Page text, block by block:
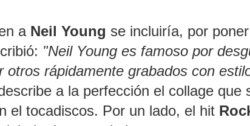
a Neil Young se incluiría, por
"Neil Young es famoso por
rápidamente grabados con
a la perfección el collage que
el tocadiscos. Por un lado, el hit